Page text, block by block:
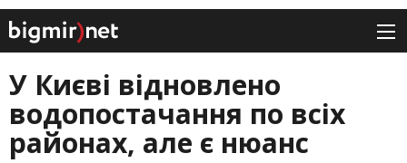
У Києві відновлено
водопостачання по всіх
районах, але є нюанс